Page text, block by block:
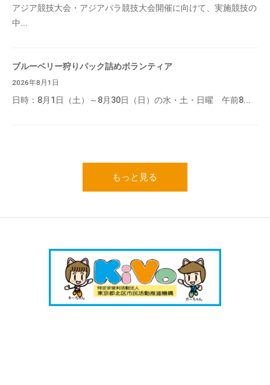
アジア競技大会・アジアパラ競技大会開催に向けて、実施競技の
中...
ブルーベリー狩りパック詰めボランティア
2026年8月1日
日時：8月1日（土）～8月30日（日）の水・土・日曜 午前8...
もっと見る